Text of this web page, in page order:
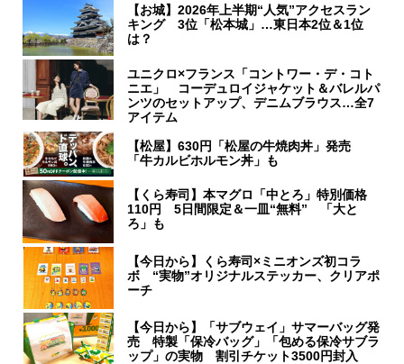
【お城】2026年上半期“人気”アクセスラン
キング 3位「松本城」…東日本2位＆1位
は？
ユニクロ×フランス「コントワー・デ・コト
ニエ」 コーデュロイジャケット＆バレルパ
ンツのセットアップ、デニムブラウス…全7
アイテム
【松屋】630円「松屋の牛焼肉丼」発売
「牛カルビホルモン丼」も
【くら寿司】本マグロ「中とろ」特別価格
110円 5日間限定＆一皿“無料” 「大と
ろ」も
【今日から】くら寿司×ミニオンズ初コラ
ボ “実物”オリジナルステッカー、クリアポ
ーチ
【今日から】「サブウェイ」サマーバッグ発
売 特製「保冷バッグ」「包める保冷サブラ
ップ」の実物 割引チケット3500円封入